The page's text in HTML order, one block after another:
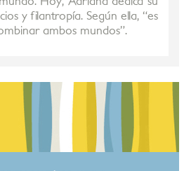
y filantropía. Según ella, “es
ambos mundos”.